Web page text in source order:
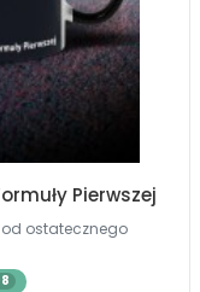
Pierwszej
od ostatecznego